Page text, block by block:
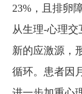
23%，且排卵
从生理-心理
新的应激源，
循环。患者因